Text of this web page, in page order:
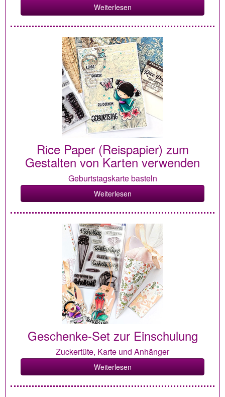
Weiterlesen
Rice Paper (Reispapier) zum
Gestalten von Karten verwenden
Geburtstagskarte basteln
Weiterlesen
Geschenke-Set zur Einschulung
Zuckertüte, Karte und Anhänger
Weiterlesen